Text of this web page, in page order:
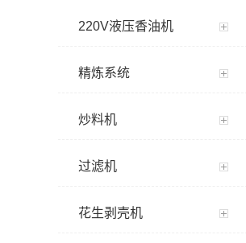
220V液压香油机
精炼系统
炒料机
过滤机
花生剥壳机